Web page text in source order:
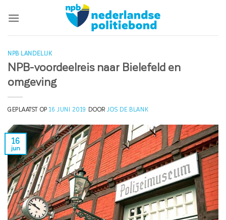
naar
NPB LANDELIJK
NPB-voordeelreis naar Bielefeld en
omgeving
GEPLAATST OP16 JUNI 2019 DOOR JOS DE BLANK
16
jun